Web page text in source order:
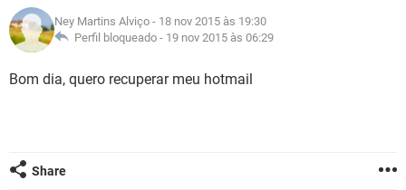
GUIA DE COMPRAS
INSTAGRAM GMAIL
GUIA DE COMPRAS
CELULAR
OUTLOOK EXCEL
INSTAGRAM GMAIL
JOGOS WHATSAPP
CELULAR
OUTLOOK EXCEL
GLOSSÁRIO
JOGOS WHATSAPP
INSTAGRAM
Ney Martins Alviço - 18 nov 2015 às 19:30
Perfil bloqueado - 19 nov 2015 às 06:29
Bom dia, quero recuperar meu hotmail
Share